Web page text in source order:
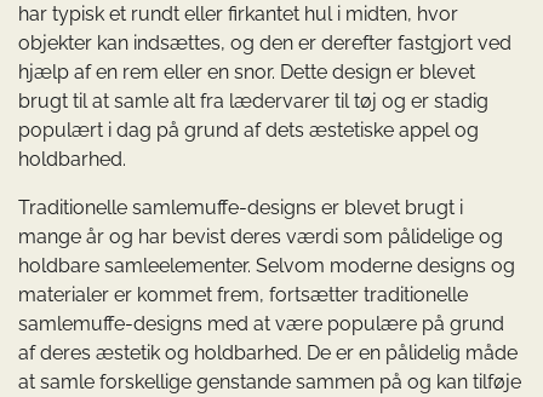
har typisk et rundt eller firkantet hul i midten, hvor
objekter kan indsættes, og den er derefter fastgjort ved
hjælp af en rem eller en snor. Dette design er blevet
brugt til at samle alt fra lædervarer til tøj og er stadig
populært i dag på grund af dets æstetiske appel og
holdbarhed.
Traditionelle samlemuffe-designs er blevet brugt i
mange år og har bevist deres værdi som pålidelige og
holdbare samleelementer. Selvom moderne designs og
materialer er kommet frem, fortsætter traditionelle
samlemuffe-designs med at være populære på grund
af deres æstetik og holdbarhed. De er en pålidelig måde
at samle forskellige genstande sammen på og kan tilføje